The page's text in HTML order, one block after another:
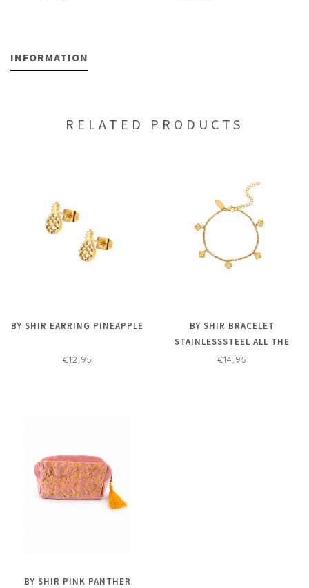
INFORMATION
RELATED PRODUCTS
BY SHIR EARRING PINEAPPLE
€12,95
BY SHIR BRACELET
STAINLESSSTEEL ALL THE
LUCK
€14,95
BY SHIR PINK PANTHER